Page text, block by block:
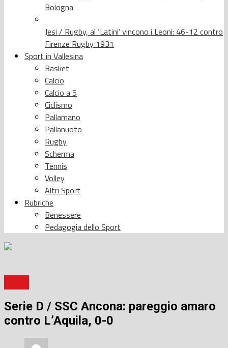
Bologna
Jesi / Rugby, al ‘Latini’ vincono i Leoni: 46-12 contro
Firenze Rugby 1931
Sport in Vallesina
Basket
Calcio
Calcio a 5
Ciclismo
Pallamano
Pallanuoto
Rugby
Scherma
Tennis
Volley
Altri Sport
Rubriche
Benessere
Pedagogia dello Sport
Serie D / SSC Ancona: pareggio amaro
contro L’Aquila, 0-0